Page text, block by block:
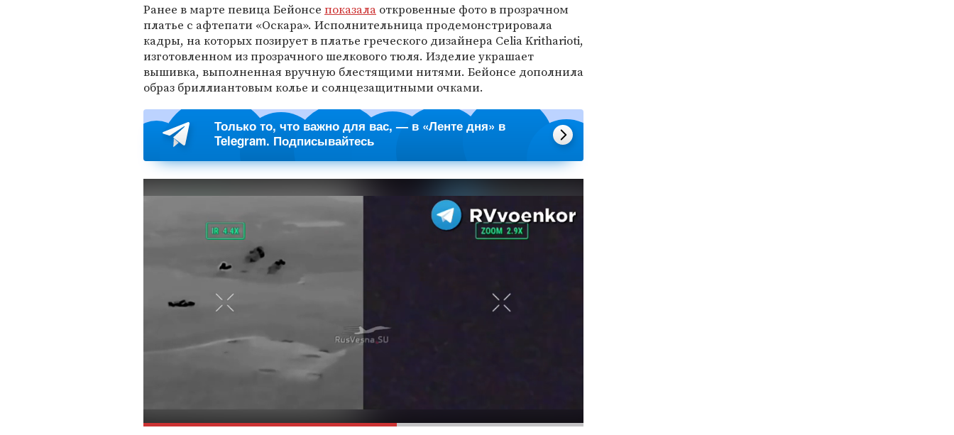
Ранее в марте певица Бейонсе показала откровенные фото в прозрачном
платье с афтепати «Оскара». Исполнительница продемонстрировала
кадры, на которых позирует в платье греческого дизайнера Celia Kritharioti,
изготовленном из прозрачного шелкового тюля. Изделие украшает
вышивка, выполненная вручную блестящими нитями. Бейонсе дополнила
образ бриллиантовым колье и солнцезащитными очками.
Только то, что важно для вас, — в «Ленте дня» в
Telegram. Подписывайтесь